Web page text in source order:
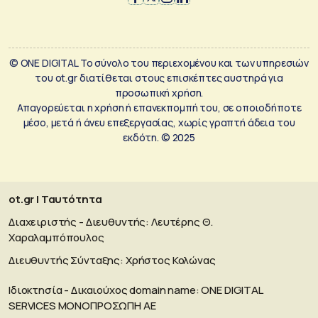
© ONE DIGITAL Το σύνολο του περιεχομένου και των υπηρεσιών
του ot.gr διατίθεται στους επισκέπτες αυστηρά για
προσωπική χρήση.
Απαγορεύεται η χρήση ή επανεκπομπή του, σε οποιοδήποτε
μέσο, μετά ή άνευ επεξεργασίας, χωρίς γραπτή άδεια του
εκδότη. © 2025
ot.gr | Ταυτότητα
Διαχειριστής - Διευθυντής: Λευτέρης Θ.
Χαραλαμπόπουλος
Διευθυντής Σύνταξης: Χρήστος Κολώνας
Ιδιοκτησία - Δικαιούχος domain name: ΟΝΕ DIGITAL
SERVICES MONOΠΡΟΣΩΠΗ ΑΕ